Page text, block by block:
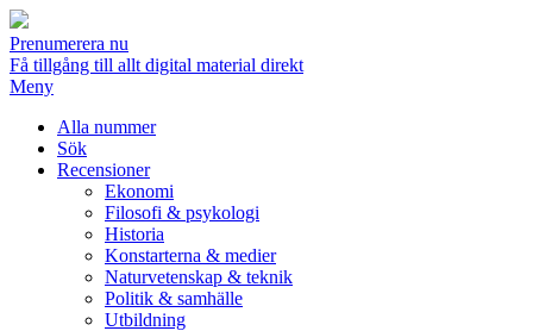
Prenumerera nu
Få tillgång till allt digital material direkt
Meny
Alla nummer
Sök
Recensioner
Ekonomi
Filosofi & psykologi
Historia
Konstarterna & medier
Naturvetenskap & teknik
Politik & samhälle
Utbildning